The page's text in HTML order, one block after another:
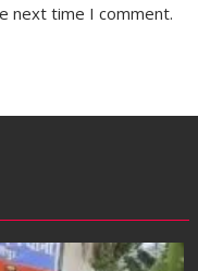
next time I comment.